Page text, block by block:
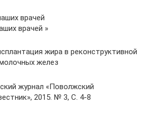
врачей
врачей »
жира в реконструктивной
желез
журнал «Поволжский
2015. № 3, С. 4-8